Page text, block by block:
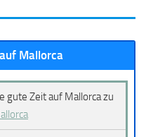
Mallorca
gute Zeit auf Mallorca zu